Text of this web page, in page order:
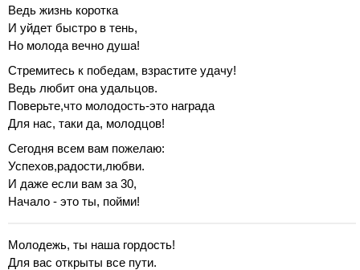
Ведь жизнь коротка
И уйдет быстро в тень,
Но молода вечно душа!
Стремитесь к победам, взрастите удачу!
Ведь любит она удальцов.
Поверьте,что молодость-это награда
Для нас, таки да, молодцов!
Сегодня всем вам пожелаю:
Успехов,радости,любви.
И даже если вам за 30,
Начало - это ты, пойми!
Молодежь, ты наша гордость!
Для вас открыты все пути.